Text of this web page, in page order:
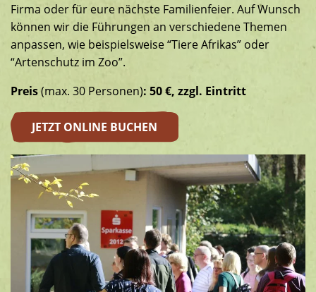
Firma oder für eure nächste Familienfeier. Auf Wunsch
können wir die Führungen an verschiedene Themen
anpassen, wie beispielsweise “Tiere Afrikas” oder
“Artenschutz im Zoo”.
Preis(max. 30 Personen): 50 €, zzgl. Eintritt
JETZT ONLINE BUCHEN